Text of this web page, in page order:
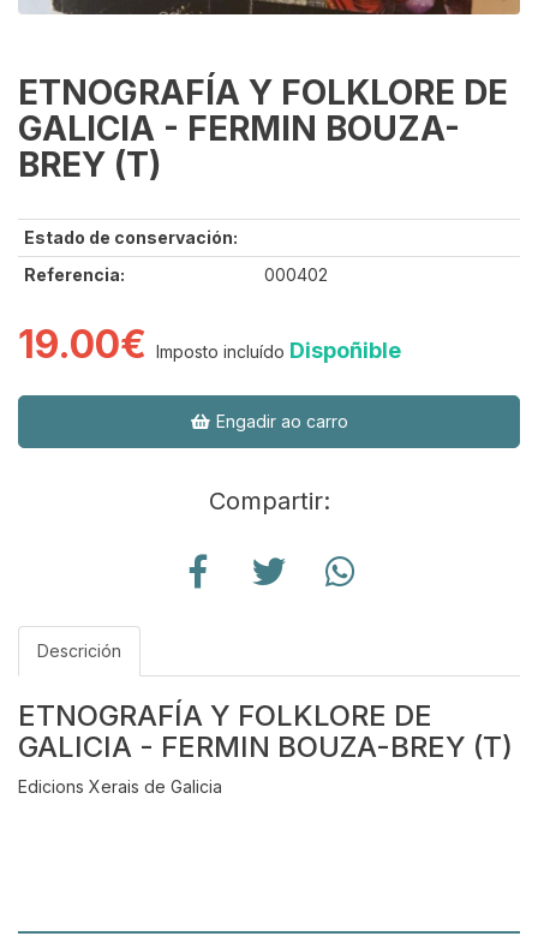
ETNOGRAFÍA Y FOLKLORE DE
GALICIA - FERMIN BOUZA-
BREY (T)
Estado de conservación:
Referencia:
000402
19.00€ Imposto incluído Dispoñible
Engadir ao carro
Compartir:
Descrición
ETNOGRAFÍA Y FOLKLORE DE
GALICIA - FERMIN BOUZA-BREY (T)
Edicions Xerais de Galicia